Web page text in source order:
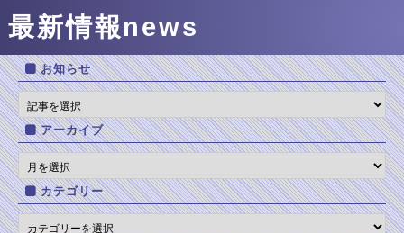
最新情報news
お知らせ
アーカイブ
カテゴリー